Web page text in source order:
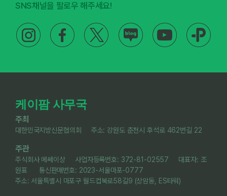
SNS채널을 팔로우 해주세요!
케이팜 사무국
주최
대한민국지방신문협의회 주소: 강원도 춘천시 후석로 462번길 22
주관
주식회사 메쎄이상 사업자등록번호: 372-81-02557 대표자: 조
원표 통신판매번호: 2023-서울마포-0777
주소: 서울특별시 마포구 월드컵북로58길9 (상암동, ES타워)